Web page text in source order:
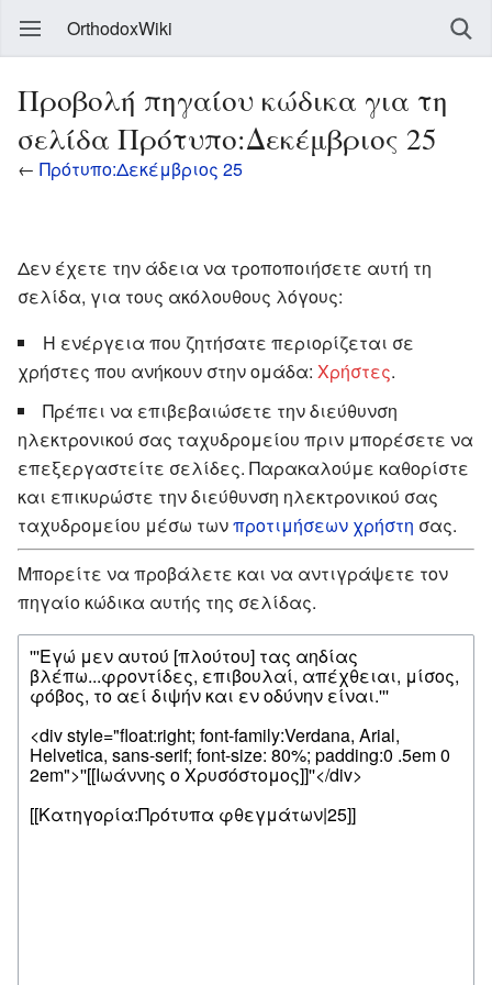
OrthodoxWiki
Προβολή πηγαίου κώδικα για τη
σελίδα Πρότυπο:Δεκέμβριος 25
← Πρότυπο:Δεκέμβριος 25
Δεν έχετε την άδεια να τροποποιήσετε αυτή τη
σελίδα, για τους ακόλουθους λόγους:
Η ενέργεια που ζητήσατε περιορίζεται σε
χρήστες που ανήκουν στην ομάδα: Χρήστες.
Πρέπει να επιβεβαιώσετε την διεύθυνση
ηλεκτρονικού σας ταχυδρομείου πριν μπορέσετε να
επεξεργαστείτε σελίδες. Παρακαλούμε καθορίστε
και επικυρώστε την διεύθυνση ηλεκτρονικού σας
ταχυδρομείου μέσω τωνπροτιμήσεων χρήστη σας.
Μπορείτε να προβάλετε και να αντιγράψετε τον
πηγαίο κώδικα αυτής της σελίδας.